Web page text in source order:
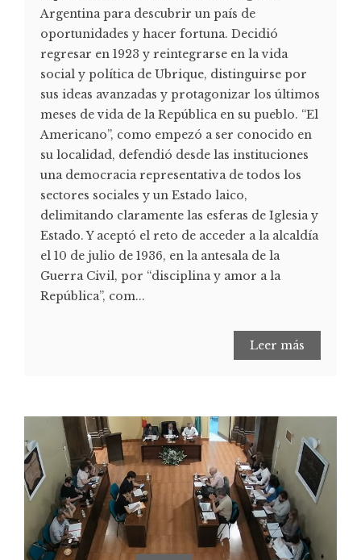
Argentina para descubrir un país de
oportunidades y hacer fortuna. Decidió
regresar en 1923 y reintegrarse en la vida
social y política de Ubrique, distinguirse por
sus ideas avanzadas y protagonizar los últimos
meses de vida de la República en su pueblo. “El
Americano”, como empezó a ser conocido en
su localidad, defendió desde las instituciones
una democracia representativa de todos los
sectores sociales y un Estado laico,
delimitando claramente las esferas de Iglesia y
Estado. Y aceptó el reto de acceder a la alcaldía
el 10 de julio de 1936, en la antesala de la
Guerra Civil, por “disciplina y amor a la
República”, com...
Leer más